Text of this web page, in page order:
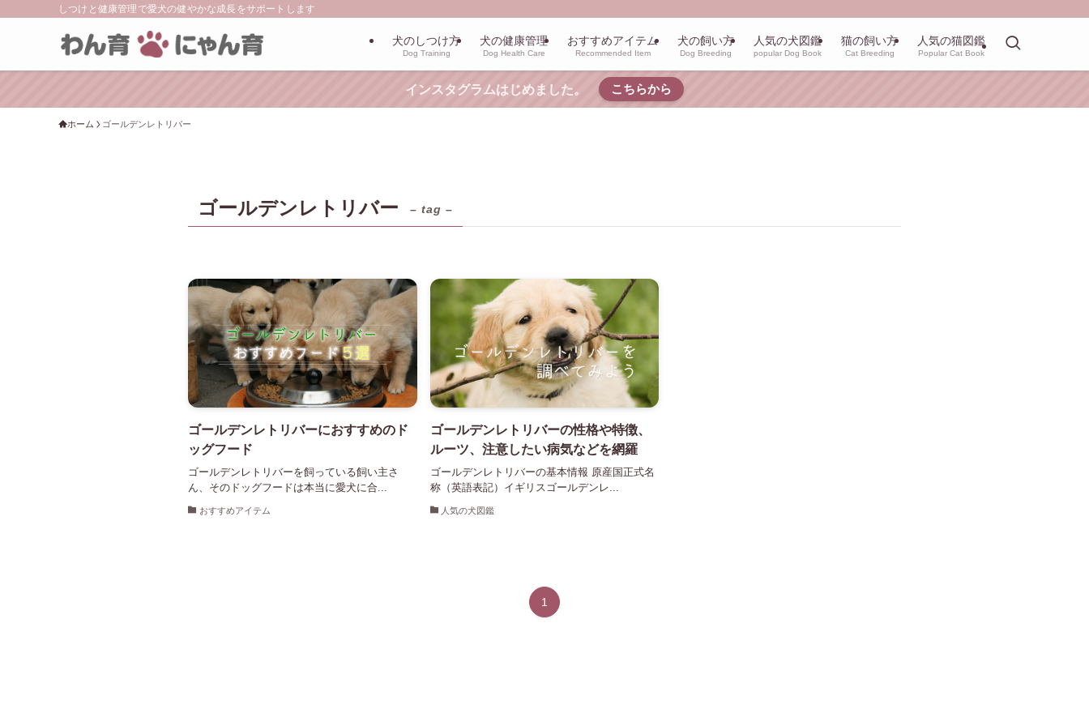
しつけと健康管理で愛犬の健やかな成長をサポートします
犬のしつけ方
Dog Training
犬の健康管理
Dog Health Care
おすすめアイテム
Recommended Item
犬の飼い方
Dog Breeding
人気の犬図鑑
popular Dog Book
猫の飼い方
Cat Breeding
人気の猫図鑑
Popular Cat Book
インスタグラムはじめました。 こちらから
ホーム ゴールデンレトリバー
ゴールデンレトリバー – tag –
ゴールデンレトリバーにおすすめのド
ッグフード
ゴールデンレトリバーを飼っている飼い主さ
ん、そのドッグフードは本当に愛犬に合...
おすすめアイテム
ゴールデンレトリバーの性格や特徴、
ルーツ、注意したい病気などを網羅
ゴールデンレトリバーの基本情報 原産国正式名
称（英語表記）イギリスゴールデンレ...
人気の犬図鑑
1